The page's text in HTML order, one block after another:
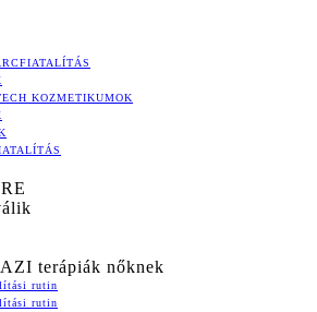
KOZMETIKUMOK
terápiák nőknek
rutin
rutin